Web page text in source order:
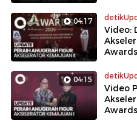
04:17
Video:
Awards
04:15
Video
Awards